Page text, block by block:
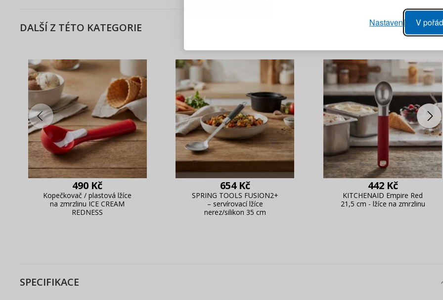
V
Nastavení
DALŠÍ Z TÉTO KATEGORIE
490 Kč
Kopečkovač / plastová lžíce
na zmrzlinu ICE CREAM
REDNESS
654 Kč
SPRING TOOLS FUSION2+
– servírovací lžíce
nerez/silikon 35 cm
442 Kč
KITCHENAID Empire Red
21,5 cm - lžíce na zmrzlinu
SPECIFIKACE
Živý náhled na změny v objednávce
PŘIHLÁSIT
Připomenutí